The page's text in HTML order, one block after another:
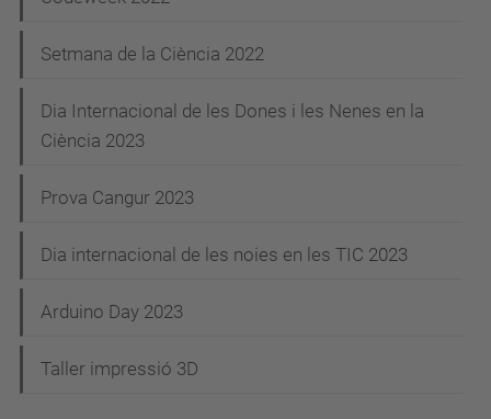
i
ó
Setmana de la Ciència 2022
Dia Internacional de les Dones i les Nenes en la
Ciència 2023
Prova Cangur 2023
Dia internacional de les noies en les TIC 2023
Arduino Day 2023
Taller impressió 3D